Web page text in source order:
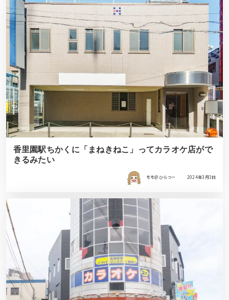
香里園駅ちかくに「まねきねこ」ってカラオケ店がで
きるみたい
モモ＠ひらつー 2024年3月3日